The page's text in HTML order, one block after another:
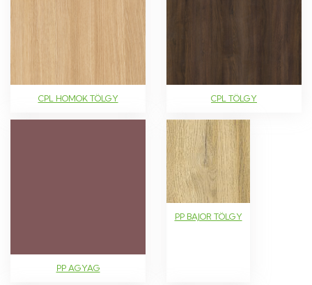
CPL HOMOK TÖLGY CPL TÖLGY
PP AGYAG
PP BAJOR TÖLGY